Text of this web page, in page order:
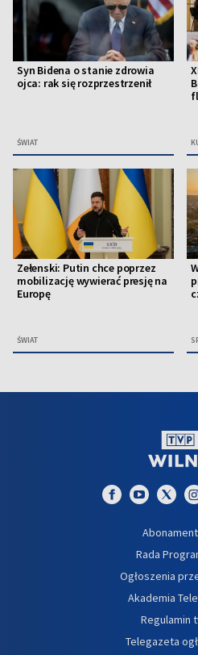
Syn Bidena o stanie zdrowia
ojca: rak się rozprzestrzenił
ŚWIAT
Zełenski: Putin chce poprzez
mobilizację wywierać presję na
Europę
ŚWIAT
Abonament
Rada
Ogłoszenia
Akademia
Regulamin
Telegazeta